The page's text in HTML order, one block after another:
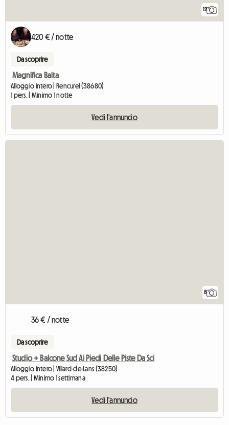
12
420 € / notte
Da scoprire
Magnifica Baita
Alloggio intero | Rencurel (38680)
1 pers. | Minimo 1 notte
Vedi l'annuncio
8
36 € / notte
Da scoprire
Studio + Balcone Sud Ai Piedi Delle Piste Da Sci
Alloggio intero | Villard-de-Lans (38250)
4 pers. | Minimo 1 settimana
Vedi l'annuncio